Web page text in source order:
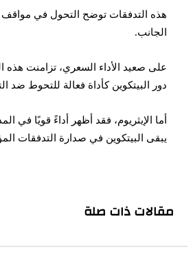
هذه التدفقات توضح التحول في مواقف
الجانب.
دور البيتكوين كأداة فعالة للتحوط ضد
يبقى البيتكوين في صدارة التدفقات
مقالات ذات صلة